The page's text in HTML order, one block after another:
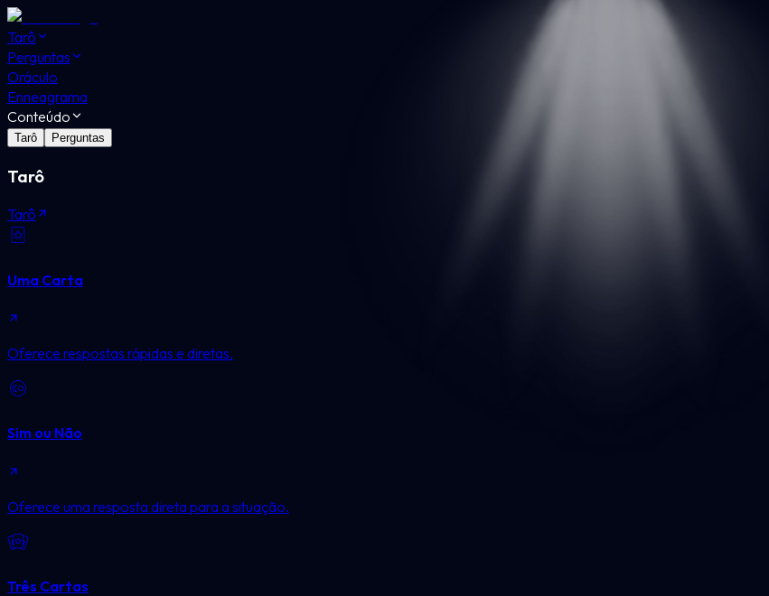
Tarô
Perguntas
Oráculo
Enneagrama
Conteúdo
Tarô Perguntas
Tarô
Tarô
Uma Carta
Oferece respostas rápidas e diretas.
Sim ou Não
Oferece uma resposta direta para a situação.
Três Cartas